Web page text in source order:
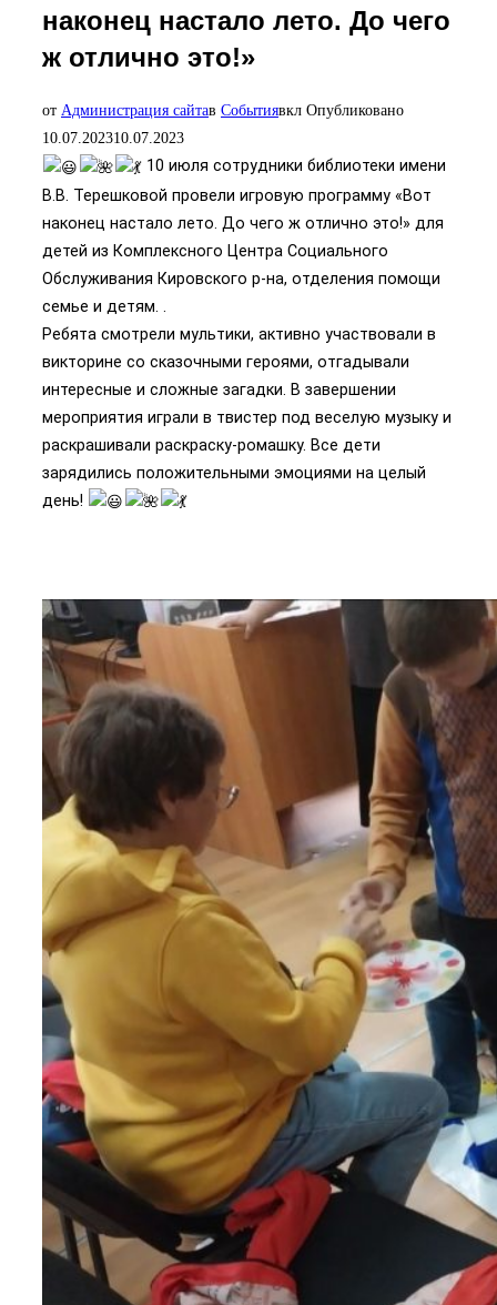
наконец настало лето. До чего
ж отлично это!»
от Администрация сайтав Событиявкл Опубликовано
10.07.202310.07.2023
10 июля сотрудники библиотеки имени
В.В. Терешковой провели игровую программу «Вот
наконец настало лето. До чего ж отлично это!» для
детей из Комплексного Центра Социального
Обслуживания Кировского р-на, отделения помощи
семье и детям. .
Ребята смотрели мультики, активно участвовали в
викторине со сказочными героями, отгадывали
интересные и сложные загадки. В завершении
мероприятия играли в твистер под веселую музыку и
раскрашивали раскраску-ромашку. Все дети
зарядились положительными эмоциями на целый
день!